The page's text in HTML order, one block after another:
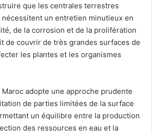
que les centrales terrestres
un entretien minutieux en
de la corrosion et de la prolifération
de couvrir de très grandes surfaces de
les plantes et les organismes
Maroc adopte une approche prudente
de parties limitées de la surface
un équilibre entre la production
des ressources en eau et la